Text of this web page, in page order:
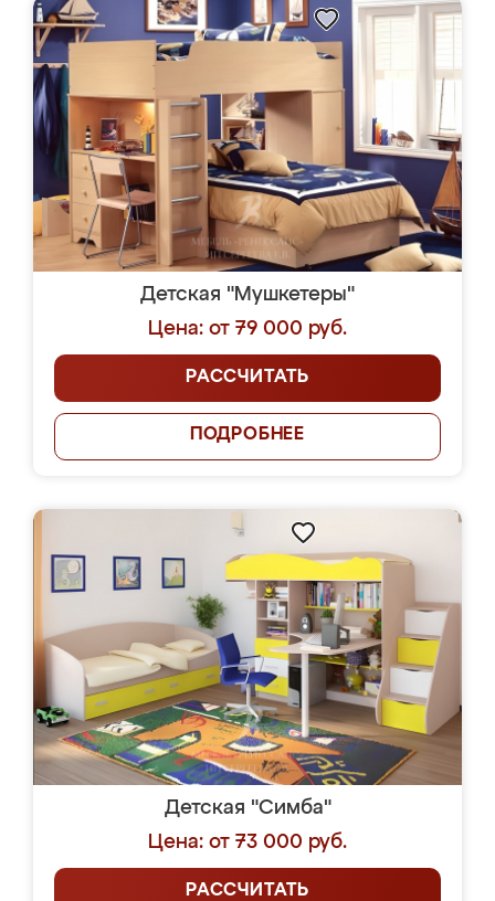
Детская "Мушкетеры"
Цена: от 79 000 руб.
РАССЧИТАТЬ
ПОДРОБНЕЕ
Детская "Симба"
Цена: от 73 000 руб.
РАССЧИТАТЬ